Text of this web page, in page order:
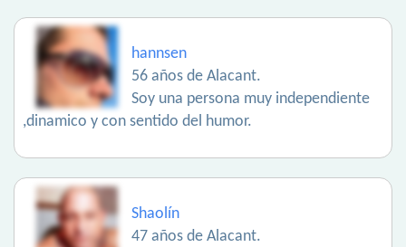
hannsen
56 años de Alacant.
Soy una persona muy independiente
,dinamico y con sentido del humor.
Shaolín
47 años de Alacant.